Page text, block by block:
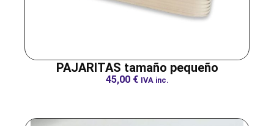
PAJARITAS tamaño pequeño
45,00 € IVA inc.